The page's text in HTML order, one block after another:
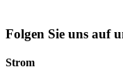
Folgen Sie uns auf
Strom